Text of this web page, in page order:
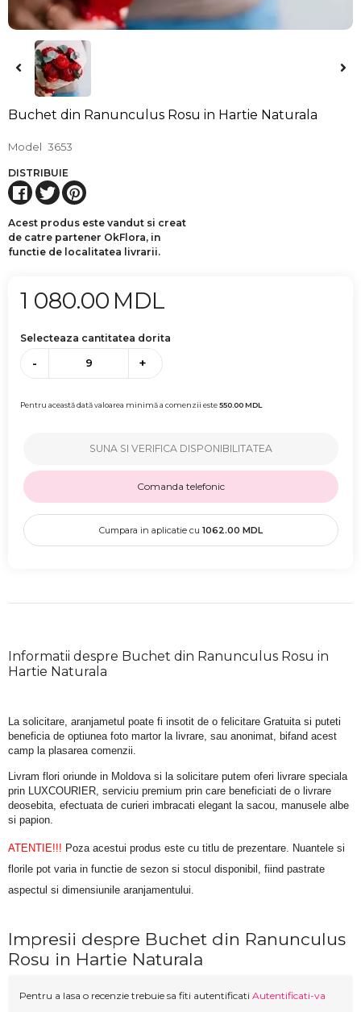
Buchet din Ranunculus Rosu in Hartie Naturala
Model 3653
DISTRIBUIE
Acest produs este vandut si creat
de catre partener OkFlora, in
functie de localitatea livrarii.
1 080.00 MDL
Selecteaza cantitatea dorita
- +
Pentru această dată valoarea minimă a comenzii este550.00MDL
SUNA SI VERIFICA DISPONIBILITATEA
Comanda telefonic
Cumpara in aplicatie cu 1062.00 MDL
Informatii despre Buchet din Ranunculus Rosu in
Hartie Naturala
La solicitare, aranjametul poate fi insotit de o felicitare Gratuita si puteti
beneficia de optiunea foto martor la livrare, sau anonimat, bifand acest
camp la plasarea comenzii.
Livram flori oriunde in Moldova si la solicitare putem oferi livrare speciala
prin LUXCOURIER, serviciu premium prin care beneficiati de o livrare
deosebita, efectuata de curieri imbracati elegant la sacou, manusele albe
si papion.
ATENTIE!!! Poza acestui produs este cu titlu de prezentare. Nuantele si
florile pot varia in functie de sezon si stocul disponibil, fiind pastrate
aspectul si dimensiunile aranjamentului.
Impresii despre Buchet din Ranunculus
Rosu in Hartie Naturala
Pentru a lasa o recenzie trebuie sa fiti autentificati Autentificati-va